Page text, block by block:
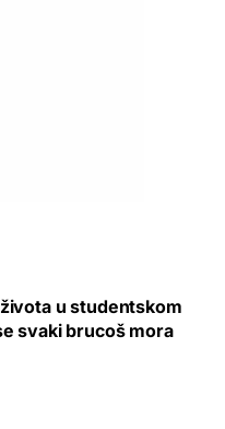
u studentskom
svaki brucoš mora